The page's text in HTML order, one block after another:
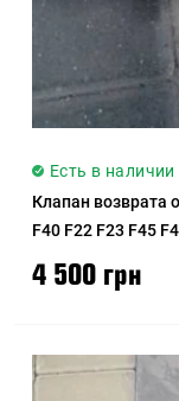
Есть в наличии
Клапан возврата
F40 F22 F23 F45
F25 G01 F26 G02
4 500 грн